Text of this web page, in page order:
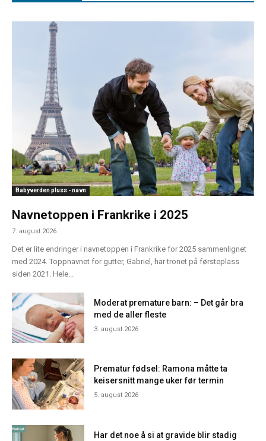
Babyverden pluss - navn
Navnetoppen i Frankrike i 2025
7. august 2026
Det er lite endringer i navnetoppen i Frankrike for 2025 sammenlignet
med 2024. Toppnavnet for gutter, Gabriel, har tronet på førsteplass
siden 2021. Hele...
Moderat premature barn: – Det går bra
med de aller fleste
3. august 2026
Prematur fødsel: Ramona måtte ta
keisersnitt mange uker før termin
5. august 2026
Har det noe å si at gravide blir stadig